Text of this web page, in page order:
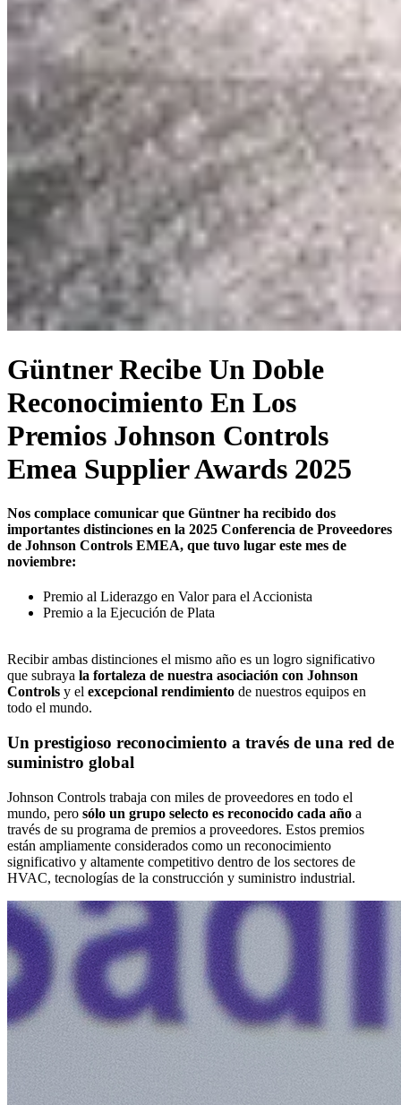
Güntner Recibe Un Doble
Reconocimiento En Los
Premios Johnson Controls
Emea Supplier Awards 2025
Nos complace comunicar que Güntner ha recibido dos
importantes distinciones en la 2025 Conferencia de Proveedores
de Johnson Controls EMEA, que tuvo lugar este mes de
noviembre:
Premio al Liderazgo en Valor para el Accionista
Premio a la Ejecución de Plata
Recibir ambas distinciones el mismo año es un logro significativo
que subraya la fortaleza de nuestra asociación con Johnson
Controls y el excepcional rendimiento de nuestros equipos en
todo el mundo.
Un prestigioso reconocimiento a través de una red de
suministro global
Johnson Controls trabaja con miles de proveedores en todo el
mundo, pero sólo un grupo selecto es reconocido cada año a
través de su programa de premios a proveedores. Estos premios
están ampliamente considerados como un reconocimiento
significativo y altamente competitivo dentro de los sectores de
HVAC, tecnologías de la construcción y suministro industrial.